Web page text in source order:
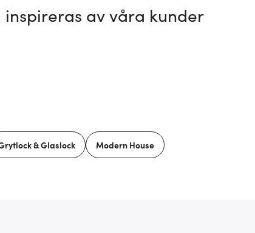
inspireras av våra kunder
& Glaslock Modern House